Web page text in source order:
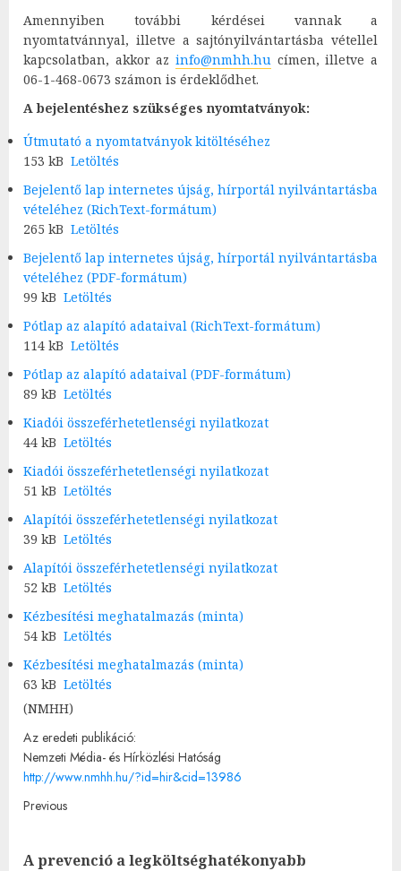
Amennyiben további kérdései vannak a
nyomtatvánnyal, illetve a sajtónyilvántartásba vétellel
kapcsolatban, akkor az info@nmhh.hu címen, illetve a
06-1-468-0673 számon is érdeklődhet.
A bejelentéshez szükséges nyomtatványok:
Útmutató a nyomtatványok kitöltéséhez
153 kB Letöltés
Bejelentő lap internetes újság, hírportál nyilvántartásba
vételéhez (RichText-formátum)
265 kB Letöltés
Bejelentő lap internetes újság, hírportál nyilvántartásba
vételéhez (PDF-formátum)
99 kB Letöltés
Pótlap az alapító adataival (RichText-formátum)
114 kB Letöltés
Pótlap az alapító adataival (PDF-formátum)
89 kB Letöltés
Kiadói összeférhetetlenségi nyilatkozat
44 kB Letöltés
Kiadói összeférhetetlenségi nyilatkozat
51 kB Letöltés
Alapítói összeférhetetlenségi nyilatkozat
39 kB Letöltés
Alapítói összeférhetetlenségi nyilatkozat
52 kB Letöltés
Kézbesítési meghatalmazás (minta)
54 kB Letöltés
Kézbesítési meghatalmazás (minta)
63 kB Letöltés
(NMHH)
Az eredeti publikáció:
Nemzeti Média- és Hírközlési Hatóság
http://www.nmhh.hu/?id=hir&cid=13986
Post
navigation
Previous
A prevenció a legköltséghatékonyabb